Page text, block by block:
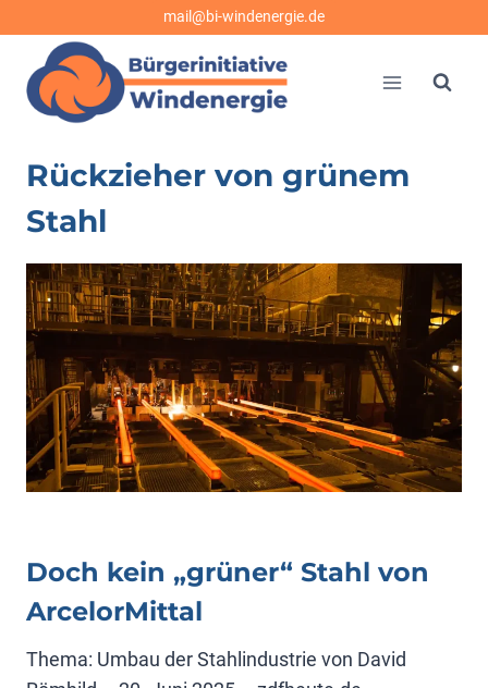
springen
mail@bi-windenergie.de
Rückzieher von grünem
Stahl
Doch kein „grüner“ Stahl von
ArcelorMittal
Thema: Umbau der Stahlindustrie von David